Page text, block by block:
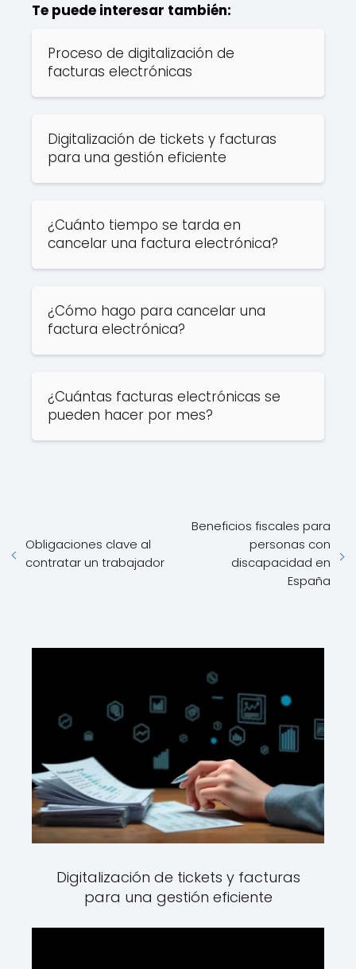
Te puede interesar también:
Proceso de digitalización de
facturas electrónicas
Digitalización de tickets y facturas
para una gestión eficiente
¿Cuánto tiempo se tarda en
cancelar una factura electrónica?
¿Cómo hago para cancelar una
factura electrónica?
¿Cuántas facturas electrónicas se
pueden hacer por mes?
Obligaciones clave al
contratar un trabajador
Beneficios fiscales para
personas con
discapacidad en
España
Digitalización de tickets y facturas
para una gestión eficiente